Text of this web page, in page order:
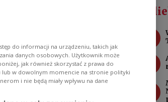
polnisch-
über den Vorfall und
war.
do informacji na urządzeniu, takich jak
danych osobowych. Użytkownik może
jak również skorzystać z prawa do
lub w dowolnym momencie na stronie polityki
i nie będą miały wpływu na dane